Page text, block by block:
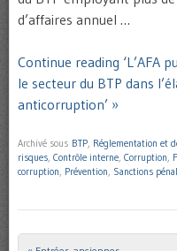
d’affaires annuel …
Continue reading ‘L’AFA
le secteur du BTP dans
anticorruption’ »
Archivé sous BTP, Réglementation et
risques, Contrôle interne, Corruption,
corruption, Prévention, Sanctions